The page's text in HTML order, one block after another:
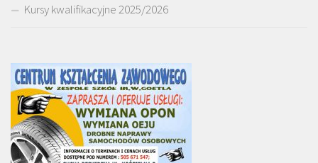
Kursy kwalifikacyjne 2025/2026